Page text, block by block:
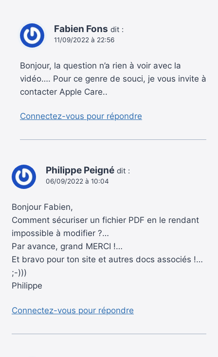
Fabien Fons dit :
11/09/2022 à 22:56
Bonjour, la question n’a rien à voir avec la
vidéo…. Pour ce genre de souci, je vous invite à
contacter Apple Care..
Connectez-vous pour répondre
Philippe Peigné dit :
06/09/2022 à 10:04
Bonjour Fabien,
Comment sécuriser un fichier PDF en le rendant
impossible à modifier ?…
Par avance, grand MERCI !…
Et bravo pour ton site et autres docs associés !…
;-)))
Philippe
Connectez-vous pour répondre